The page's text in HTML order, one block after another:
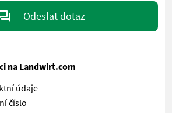
Odeslat dotaz
na Landwirt.com
údaje
číslo